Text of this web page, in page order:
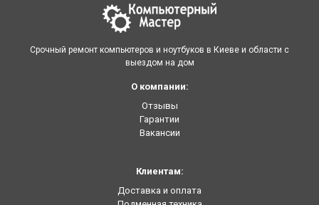
Срочный ремонт компьютеров и ноутбуков в Киеве и области с
выездом на дом
О компании:
Отзывы
Гарантии
Вакансии
Клиентам:
Доставка и оплата